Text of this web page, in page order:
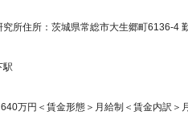
究所住所：茨城県常総市大生郷町6136-4
駅
万円＜賃金形態＞月給制＜賃金内訳